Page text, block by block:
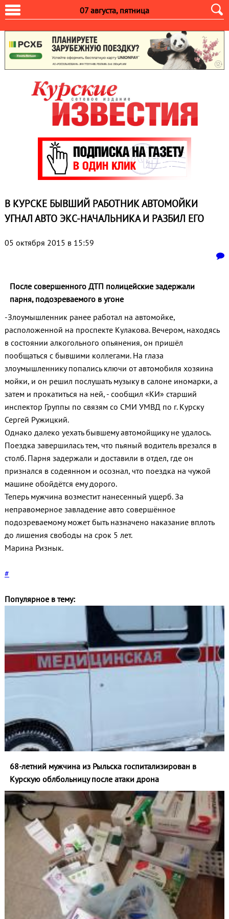
07 августа, пятница
В КУРСКЕ БЫВШИЙ РАБОТНИК АВТОМОЙКИ
УГНАЛ АВТО ЭКС-НАЧАЛЬНИКА И РАЗБИЛ ЕГО
05 октября 2015 в 15:59
После совершенного ДТП полицейские задержали
парня, подозреваемого в угоне
-Злоумышленник ранее работал на автомойке,
расположенной на проспекте Кулакова. Вечером, находясь
в состоянии алкогольного опьянения, он пришёл
пообщаться с бывшими коллегами. На глаза
злоумышленнику попались ключи от автомобиля хозяина
мойки, и он решил послушать музыку в салоне иномарки, а
затем и прокатиться на ней, - сообщил «КИ» старший
инспектор Группы по связям со СМИ УМВД по г. Курску
Сергей Ружицкий.
Однако далеко уехать бывшему автомойщику не удалось.
Поездка завершилась тем, что пьяный водитель врезался в
столб. Парня задержали и доставили в отдел, где он
признался в содеянном и осознал, что поездка на чужой
машине обойдётся ему дорого.
Теперь мужчина возместит нанесенный ущерб. За
неправомерное завладение авто совершённое
подозреваемому может быть назначено наказание вплоть
до лишения свободы на срок 5 лет.
Марина Ризнык.
#
Популярное в тему:
68-летний мужчина из Рыльска госпитализирован в
Курскую облбольницу после атаки дрона